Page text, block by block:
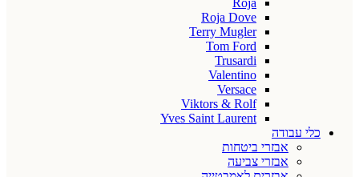
Roja
Roja Dove
Terry Mugler
Tom Ford
Trusardi
Valentino
Versace
Viktors & Rolf
Yves Saint Laurent
כלי עבודה
אבזרי ביטחות
אבזרי צביעה